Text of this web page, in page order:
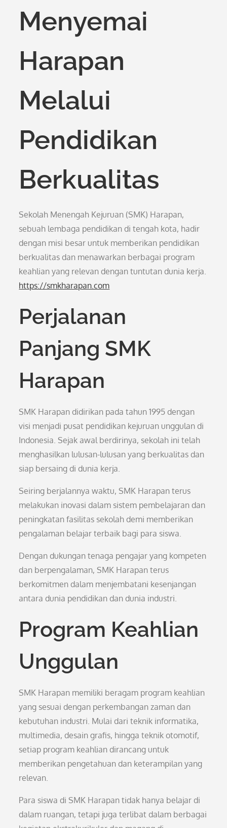
Menyemai
Harapan
Melalui
Pendidikan
Berkualitas
Sekolah Menengah Kejuruan (SMK) Harapan,
sebuah lembaga pendidikan di tengah kota, hadir
dengan misi besar untuk memberikan pendidikan
berkualitas dan menawarkan berbagai program
keahlian yang relevan dengan tuntutan dunia kerja.
https://smkharapan.com
Perjalanan
Panjang SMK
Harapan
SMK Harapan didirikan pada tahun 1995 dengan
visi menjadi pusat pendidikan kejuruan unggulan di
Indonesia. Sejak awal berdirinya, sekolah ini telah
menghasilkan lulusan-lulusan yang berkualitas dan
siap bersaing di dunia kerja.
Seiring berjalannya waktu, SMK Harapan terus
melakukan inovasi dalam sistem pembelajaran dan
peningkatan fasilitas sekolah demi memberikan
pengalaman belajar terbaik bagi para siswa.
Dengan dukungan tenaga pengajar yang kompeten
dan berpengalaman, SMK Harapan terus
berkomitmen dalam menjembatani kesenjangan
antara dunia pendidikan dan dunia industri.
Program Keahlian
Unggulan
SMK Harapan memiliki beragam program keahlian
yang sesuai dengan perkembangan zaman dan
kebutuhan industri. Mulai dari teknik informatika,
multimedia, desain grafis, hingga teknik otomotif,
setiap program keahlian dirancang untuk
memberikan pengetahuan dan keterampilan yang
relevan.
Para siswa di SMK Harapan tidak hanya belajar di
dalam ruangan, tetapi juga terlibat dalam berbagai